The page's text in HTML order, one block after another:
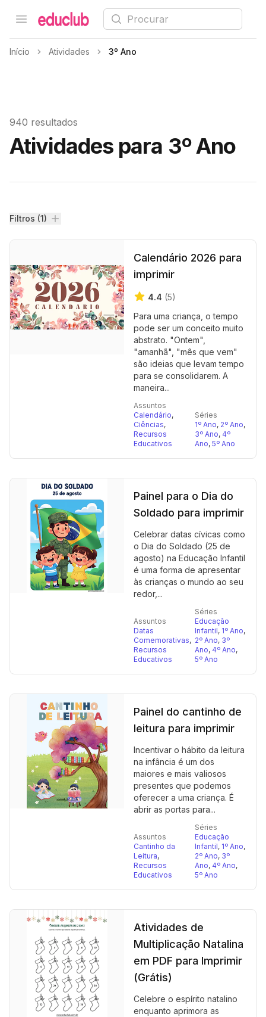
Open menu
Educlub Procurar
Início Atividades 3º Ano
940 resultados
Atividades para 3º Ano
Filtros
Filtros (1)
Calendário 2026 para
imprimir
4.4 (5)
Para uma criança, o tempo
pode ser um conceito muito
abstrato. "Ontem",
"amanhã", "mês que vem"
são ideias que levam tempo
para se consolidarem. A
maneira...
Assuntos
Calendário,
Ciências,
Recursos
Educativos
Séries
1º Ano, 2º Ano,
3º Ano, 4º
Ano, 5º Ano
Painel para o Dia do
Soldado para imprimir
Celebrar datas cívicas como
o Dia do Soldado (25 de
agosto) na Educação Infantil
é uma forma de apresentar
às crianças o mundo ao seu
redor,...
Assuntos
Datas
Comemorativas,
Recursos
Educativos
Séries
Educação
Infantil, 1º Ano,
2º Ano, 3º
Ano, 4º Ano,
5º Ano
Painel do cantinho de
leitura para imprimir
Incentivar o hábito da leitura
na infância é um dos
maiores e mais valiosos
presentes que podemos
oferecer a uma criança. É
abrir as portas para...
Assuntos
Cantinho da
Leitura,
Recursos
Educativos
Séries
Educação
Infantil, 1º Ano,
2º Ano, 3º
Ano, 4º Ano,
5º Ano
Atividades de
Multiplicação Natalina
em PDF para Imprimir
(Grátis)
Celebre o espírito natalino
enquanto aprimora as